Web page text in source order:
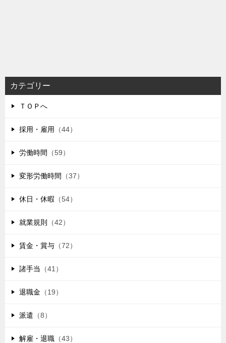
カテゴリー
ＴＯＰへ
採用・雇用 （44）
労働時間 （59）
変形労働時間 （37）
休日・休暇 （54）
就業規則 （42）
賃金・賞与 （72）
諸手当 （41）
退職金 （19）
派遣 （8）
解雇・退職 （43）